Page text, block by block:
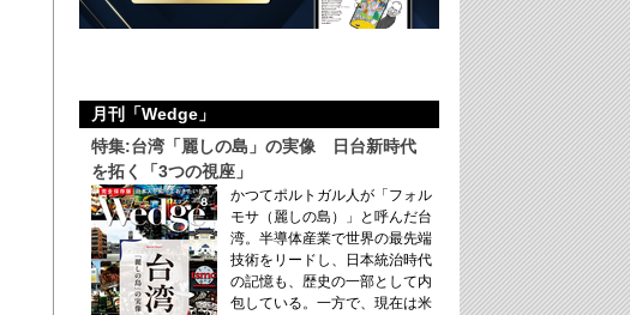
月刊「Wedge」
特集:台湾「麗しの島」の実像 日台新時代
を拓く「3つの視座」
かつてポルトガル人が「フォル
モサ（麗しの島）」と呼んだ台
湾。半導体産業で世界の最先端
技術をリードし、日本統治時代
の記憶も、歴史の一部として内
包している。一方で、現在は米